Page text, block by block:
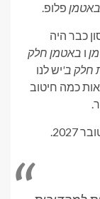
באטמן פלופ.
2026 של פטינסון כבר היה
ו באטמן חלק
חלק ב'יש לנו
כמה חיטוב